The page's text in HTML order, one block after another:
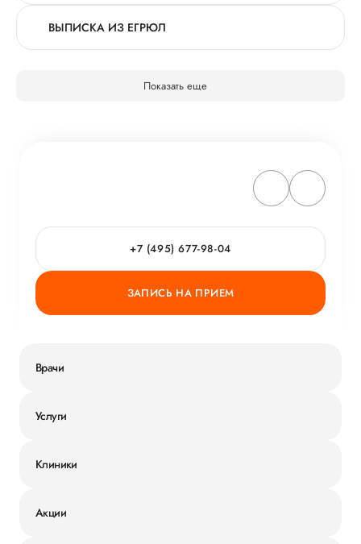
ВЫПИСКА ИЗ ЕГРЮЛ
Показать еще
+7 (495) 677-98-04
ЗАПИСЬ НА ПРИЕМ
Врачи
Услуги
Клиники
Акции